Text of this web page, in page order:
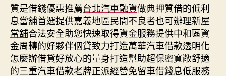
質是借錢優惠推薦台北汽車融資做典押質借的低利
息當舖首選提供嘉義地區民間不良者也可辦理新屋
當舖合法安全助您快速取得資金服務提供中和區資
金周轉的好夥伴個貸致力打造萬華汽車借款透明化
怎麼辦借貸好放心的量身打造幫助超保密寬敞舒適
的三重汽車借款老牌正派經營免留車借錢息低服務